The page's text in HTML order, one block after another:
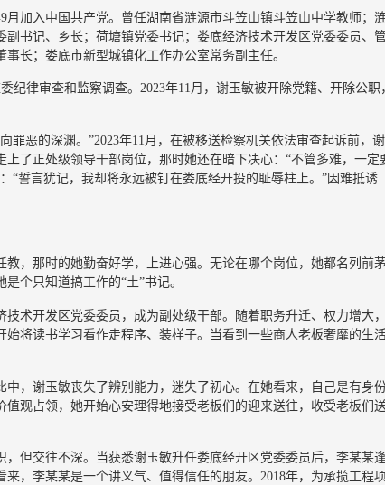
月加入中国共产党。曾任湖南省涟源市斗笠山镇斗笠山中学教师；
书记、乡长；荷塘镇党委书记；娄底经济技术开发区党委委员、
长；娄底市新型城镇化工作办公室常务副主任。
律审查和监察调查。2023年11月，谢玉敏被开除党籍、开除公职
恶的深渊。”2023年11月，在被移送检察机关依法审查起诉前，
了正处级领导干部岗位，那时她还在暗下决心：“不管多难，一定
“誓言犹记，我却将永远被钉在娄底经开投的耻辱柱上。”因难抵诱
，那时的她勤奋好学，上进心强。无论在哪个岗位，她都名列前茅
个只知道搞工作的“土”书记。
术开发区党委委员，成为副处级干部。随着职务升迁、权力增大
将读书学习看作走程序、装样子。当看到一些商人老板奢靡的生
，谢玉敏丧失了辨别能力，迷失了初心。在她看来，自己是有身
观占领，她开始心安理得地接受老板们的迎来送往，收受老板们
但交往不深。当获悉谢玉敏升任娄底经开区党委委员后，李某某
，李某某是一个讲义气、值得信任的朋友。2018年，为承揽工程项